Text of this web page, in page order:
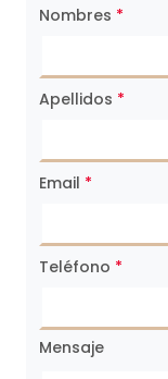
Nombres *
Apellidos *
Email *
Teléfono *
Mensaje